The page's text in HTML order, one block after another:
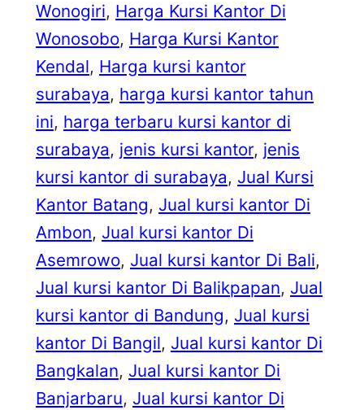
Wonogiri, Harga Kursi Kantor Di
Wonosobo, Harga Kursi Kantor
Kendal, Harga kursi kantor
surabaya, harga kursi kantor tahun
ini, harga terbaru kursi kantor di
surabaya, jenis kursi kantor, jenis
kursi kantor di surabaya, Jual Kursi
Kantor Batang, Jual kursi kantor Di
Ambon, Jual kursi kantor Di
Asemrowo, Jual kursi kantor Di Bali
Jual kursi kantor Di Balikpapan, Jual
kursi kantor di Bandung, Jual kursi
kantor Di Bangil, Jual kursi kantor Di
Bangkalan, Jual kursi kantor Di
Banjarbaru, Jual kursi kantor Di